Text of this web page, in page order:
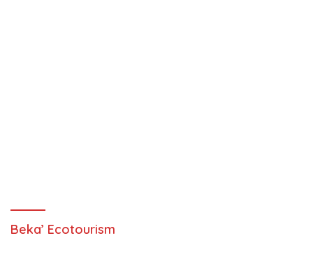
Beka’ Ecotourism